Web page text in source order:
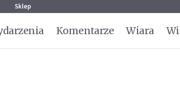
Sklep
Komentarze Wiara